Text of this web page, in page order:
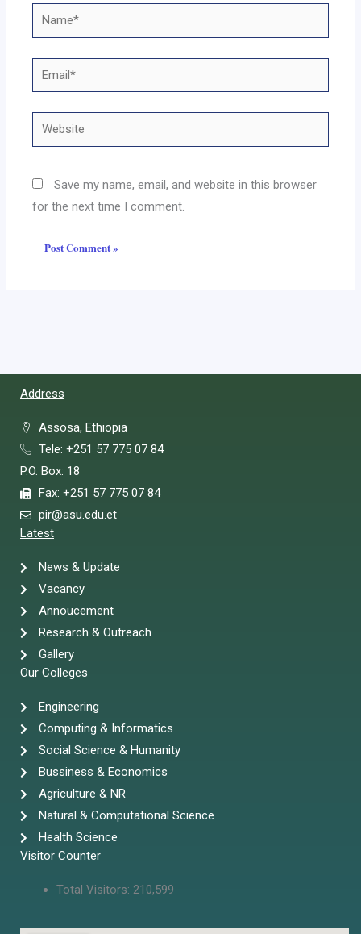
Name*
Email*
Website
Save my name, email, and website in this browser
for the next time I comment.
Address
Assosa, Ethiopia
Tele: +251 57 775 07 84
P.O. Box: 18
Fax: +251 57 775 07 84
pir@asu.edu.et
Latest
News & Update
Vacancy
Annoucement
Research & Outreach
Gallery
Our Colleges
Engineering
Computing & Informatics
Social Science & Humanity
Bussiness & Economics
Agriculture & NR
Natural & Computational Science
Health Science
Visitor Counter
Total Visitors: 210,599